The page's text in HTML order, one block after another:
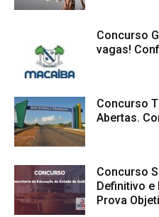
Concurso
vagas!
Concurso
Abertas.
Concurso
Definitivo e
Prova